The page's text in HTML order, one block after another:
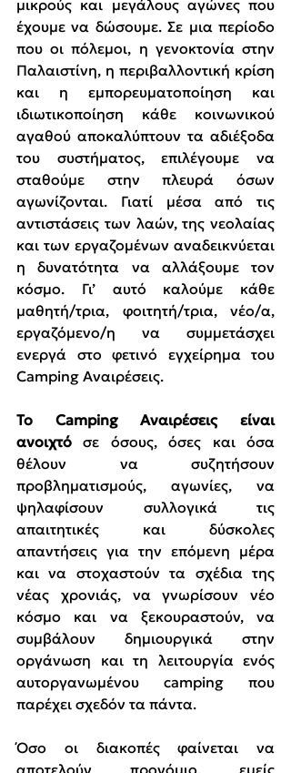
μικρούς και μεγάλους αγώνες που
έχουμε να δώσουμε. Σε μια περίοδο
που οι πόλεμοι, η γενοκτονία στην
Παλαιστίνη, η περιβαλλοντική κρίση
και η εμπορευματοποίηση και
ιδιωτικοποίηση κάθε κοινωνικού
αγαθού αποκαλύπτουν τα αδιέξοδα
του συστήματος, επιλέγουμε να
σταθούμε στην πλευρά όσων
αγωνίζονται. Γιατί μέσα από τις
αντιστάσεις των λαών, της νεολαίας
και των εργαζομένων αναδεικνύεται
η δυνατότητα να αλλάξουμε τον
κόσμο. Γι’ αυτό καλούμε κάθε
μαθητή/τρια, φοιτητή/τρια, νέο/α,
εργαζόμενο/η να συμμετάσχει
ενεργά στο φετινό εγχείρημα του
Camping Αναιρέσεις.
Το Camping Αναιρέσεις είναι
ανοιχτό σε όσους, όσες και όσα
θέλουν να συζητήσουν
προβληματισμούς, αγωνίες, να
ψηλαφίσουν συλλογικά τις
απαιτητικές και δύσκολες
απαντήσεις για την επόμενη μέρα
και να στοχαστούν τα σχέδια της
νέας χρονιάς, να γνωρίσουν νέο
κόσμο και να ξεκουραστούν, να
συμβάλουν δημιουργικά στην
οργάνωση και τη λειτουργία ενός
αυτοργανωμένου camping που
παρέχει σχεδόν τα πάντα.
Όσο οι διακοπές φαίνεται να
αποτελούν προνόμιο, εμείς